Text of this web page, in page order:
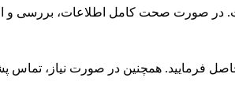
در صورت صحت کامل اطلاعات، بررسی و
همچنین در صورت نیاز، تماس